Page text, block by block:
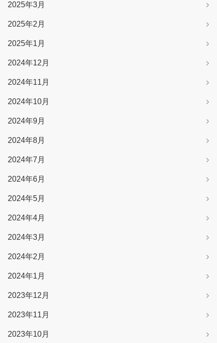
2025年3月
2025年2月
2025年1月
2024年12月
2024年11月
2024年10月
2024年9月
2024年8月
2024年7月
2024年6月
2024年5月
2024年4月
2024年3月
2024年2月
2024年1月
2023年12月
2023年11月
2023年10月